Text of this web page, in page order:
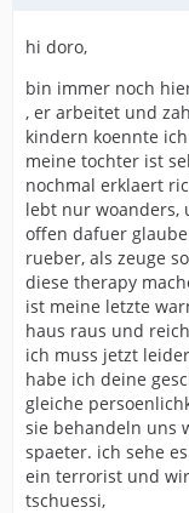
hi doro,
bin immer noch
, er arbeitet und
kindern koennte
meine tochter ist
nochmal erklaert
lebt nur woanders,
offen dafuer
rueber, als zeuge
diese therapy
ist meine letzte
haus raus und
ich muss jetzt
habe ich deine
gleiche
sie behandeln uns
spaeter. ich sehe
ein terrorist und
tschuessi,